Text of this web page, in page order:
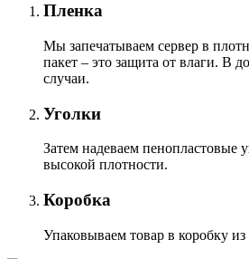
Пленка
Мы запечатываем сервер в
пакет – это защита от влаги. В
случаи.
Уголки
Затем надеваем пенопластовые
высокой плотности.
Коробка
Упаковываем товар в коробку